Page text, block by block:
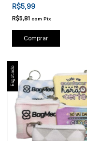
R$5,99
R$5,81 com Pix
Esgotado